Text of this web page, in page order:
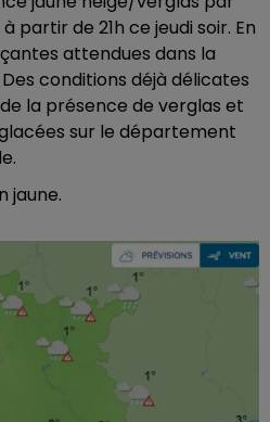
partir de 21h ce jeudi soir. En
attendues dans la
conditions déjà délicates
la présence de verglas et
sur le département
jaune.